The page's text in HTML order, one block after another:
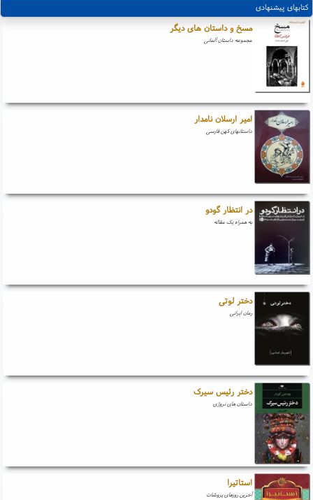
کتابهای پیشنهادی
مسخ و داستان های دیگر
مجموعه داستان آلمانی
امیر ارسلان نامدار
داستانهای کهن فارسی
در انتظار گودو
به همراه یک مقاله
دختر لوتی
رمان ایرانی
دختر رئیس سیرک
داستان های نروژی
استاتیرا
آخرین روزهای پروشات